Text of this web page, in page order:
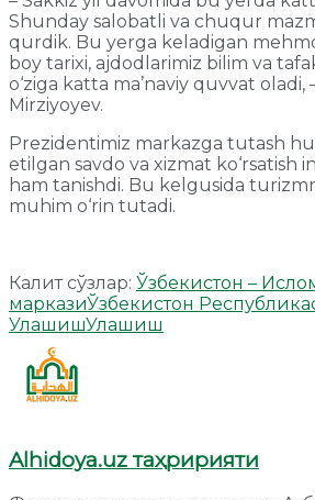
Shunday salobatli va chuqur
qurdik. Bu yerga keladigan
boy tarixi, ajdodlarimiz bilim va
o‘ziga katta ma’naviy quvvat oladi,
Mirziyoyev.
Prezidentimiz markazga tutash
etilgan savdo va xizmat ko‘rsatish
ham tanishdi. Bu kelgusida
muhim o‘rin tutadi.
Калит сўзлар: Ўзбекистон –
марказиЎзбекистон
УлашишУлашиш
Alhidoya.uz таҳририяти